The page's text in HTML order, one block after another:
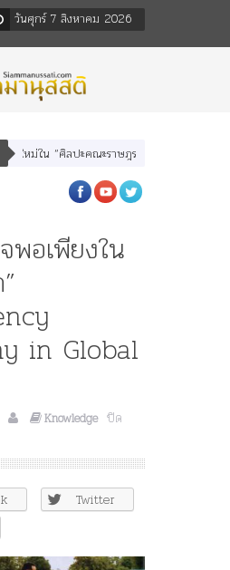
วันศุกร์ 7 สิงหาคม 2026
ปะคณะราษฎร” พระราชมารดา ผู้ทรงปิดทอ
พอเพียงใน
in Global
Knowledge ปิด
Twitter